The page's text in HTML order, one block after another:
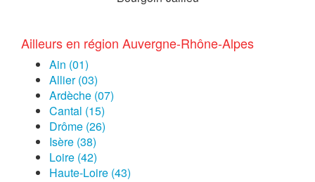
Ailleurs en région Auvergne-Rhône-Alpes
Ain (01)
Allier (03)
Ardèche (07)
Cantal (15)
Drôme (26)
Isère (38)
Loire (42)
Haute-Loire (43)